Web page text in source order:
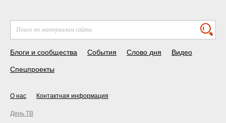
Блоги и сообщества События Слово дня Видео
Спецпроекты
О нас Контактная информация
День ТВ